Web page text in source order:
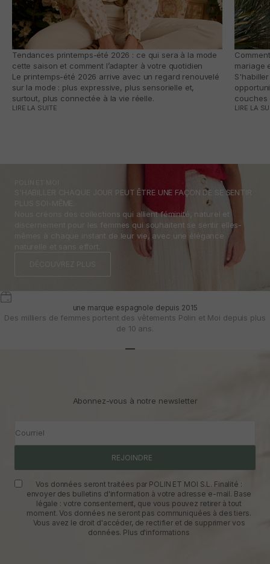
Tendances printemps-été 2026 : ce qui sera à la mode
cette saison et comment l’adapter à votre quotidien
Le printemps-été 2026 arrive avec un regard renouvelé
sur la mode : plus expressive, plus sensorielle et,
surtout, plus connectée à la vie réelle.
LIRE LA SUITE
mariage
couches
LIRE LA
S'HABILLER CHAQUE JOUR PEUT ÊTRE UNE FAÇON DE SE SENTIR
Nous créons des collections qui allient féminité, naturel et
discernement pour les femmes qui souhaitent se sentir elles-
mêmes à chaque instant de leur vie, avec une élégance
naturelle et sans effort.
DÉCOUVREZ PLUS
une marque espagnole depuis 2015
Des milliers de femmes portent des vêtements Polin et Moi depuis plus
de 10 ans.
Abonnez-vous à notre newsletter
Courriel
REJOINDRE
Vos données seront traitées par POLIN ET MOI S.L. Finalité :
envoyer des bulletins d'information à votre adresse e-mail. Base
légale : votre consentement, que vous pouvez retirer à tout
moment. Vos données ne seront pas communiquées à des tiers.
Vous avez le droit d'accéder, de rectifier et de supprimer vos
données. Plus d'informations